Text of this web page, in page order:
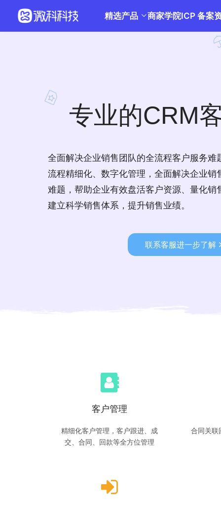
精选产品 商家学院ICP 备案
专业的CRM
全面解决企业销售团队的全流程客户服务难
流程精细化、数字化管理，全面解决企业销
难题，帮助企业有效盘活客户资源、量化销
建立科学销售体系，提升销售业绩。
联系客服进一步了解
客户管理
精细化客户管理，客户跟进、成
交、合同、回款等全方位管理
合同关联